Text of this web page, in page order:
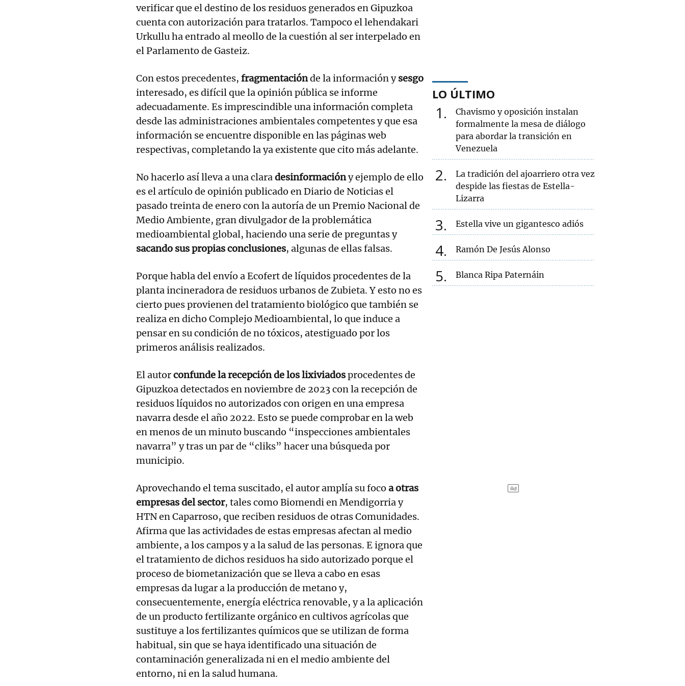
verificar que el destino de los residuos generados en Gipuzkoa
cuenta con autorización para tratarlos. Tampoco el lehendakari
Urkullu ha entrado al meollo de la cuestión al ser interpelado en
el Parlamento de Gasteiz.
Con estos precedentes, fragmentaciónde la información ysesgo
interesado, es difícil que la opinión pública se informe
adecuadamente. Es imprescindible una información completa
desde las administraciones ambientales competentes y que esa
información se encuentre disponible en las páginas web
respectivas, completando la ya existente que cito más adelante.
No hacerlo así lleva a una claradesinformacióny ejemplo de ello
es el artículo de opinión publicado en Diario de Noticias el
pasado treinta de enero con la autoría de un Premio Nacional de
Medio Ambiente, gran divulgador de la problemática
medioambiental global, haciendo una serie de preguntas y
sacando sus propias conclusiones, algunas de ellas falsas.
Porque habla del envío a Ecofert de líquidos procedentes de la
planta incineradora de residuos urbanos de Zubieta. Y esto no es
cierto pues provienen del tratamiento biológico que también se
realiza en dicho Complejo Medioambiental, lo que induce a
pensar en su condición de no tóxicos, atestiguado por los
primeros análisis realizados.
El autorconfunde la recepción de los lixiviadosprocedentes de
Gipuzkoa detectados en noviembre de 2023 con la recepción de
residuos líquidos no autorizados con origen en una empresa
navarra desde el año 2022. Esto se puede comprobar en la web
en menos de un minuto buscando “inspecciones ambientales
navarra” y tras un par de “cliks” hacer una búsqueda por
municipio.
Aprovechando el tema suscitado, el autor amplía su foco a otras
empresas del sector, tales como Biomendi en Mendigorria y
HTN en Caparroso, que reciben residuos de otras Comunidades.
Afirma que las actividades de estas empresas afectan al medio
ambiente, a los campos y a la salud de las personas. E ignora que
el tratamiento de dichos residuos ha sido autorizado porque el
proceso de biometanización que se lleva a cabo en esas
empresas da lugar a la producción de metano y,
consecuentemente, energía eléctrica renovable, y a la aplicación
de un producto fertilizante orgánico en cultivos agrícolas que
sustituye a los fertilizantes químicos que se utilizan de forma
habitual, sin que se haya identificado una situación de
contaminación generalizada ni en el medio ambiente del
entorno, ni en la salud humana.
LO ÚLTIMO
1
Chavismo y oposición instalan
formalmente la mesa de diálogo
para abordar la transición en
Venezuela
2
La tradición del ajoarriero otra vez
despide las fiestas de Estella-
Lizarra
3 Estella vive un gigantesco adiós
4 Ramón De Jesús Alonso
5 Blanca Ripa Paternáin